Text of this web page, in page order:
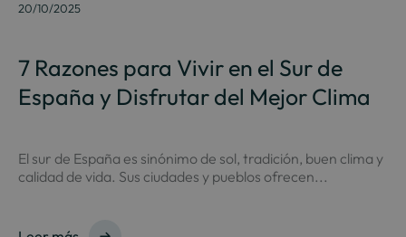
20/10/2025
7 Razones para Vivir en el Sur de
España y Disfrutar del Mejor Clima
El sur de España es sinónimo de sol, tradición, buen clima y
calidad de vida. Sus ciudades y pueblos ofrecen...